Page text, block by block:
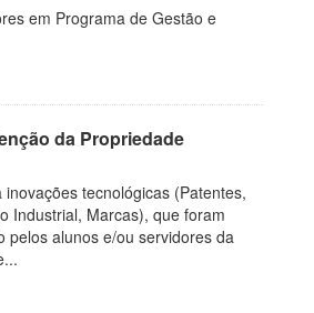
em Programa de Gestão e
da Propriedade
tecnológicas (Patentes,
Industrial, Marcas), que foram
pelos alunos e/ou servidores da